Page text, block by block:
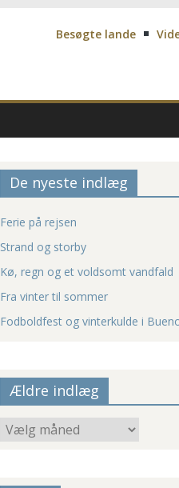
Besøgte lande
De nyeste indlæg
Ferie på rejsen
Strand og storby
Kø, regn og et voldsomt vandfald
Fra vinter til sommer
Fodboldfest og vinterkulde i
Ældre indlæg
Ældre